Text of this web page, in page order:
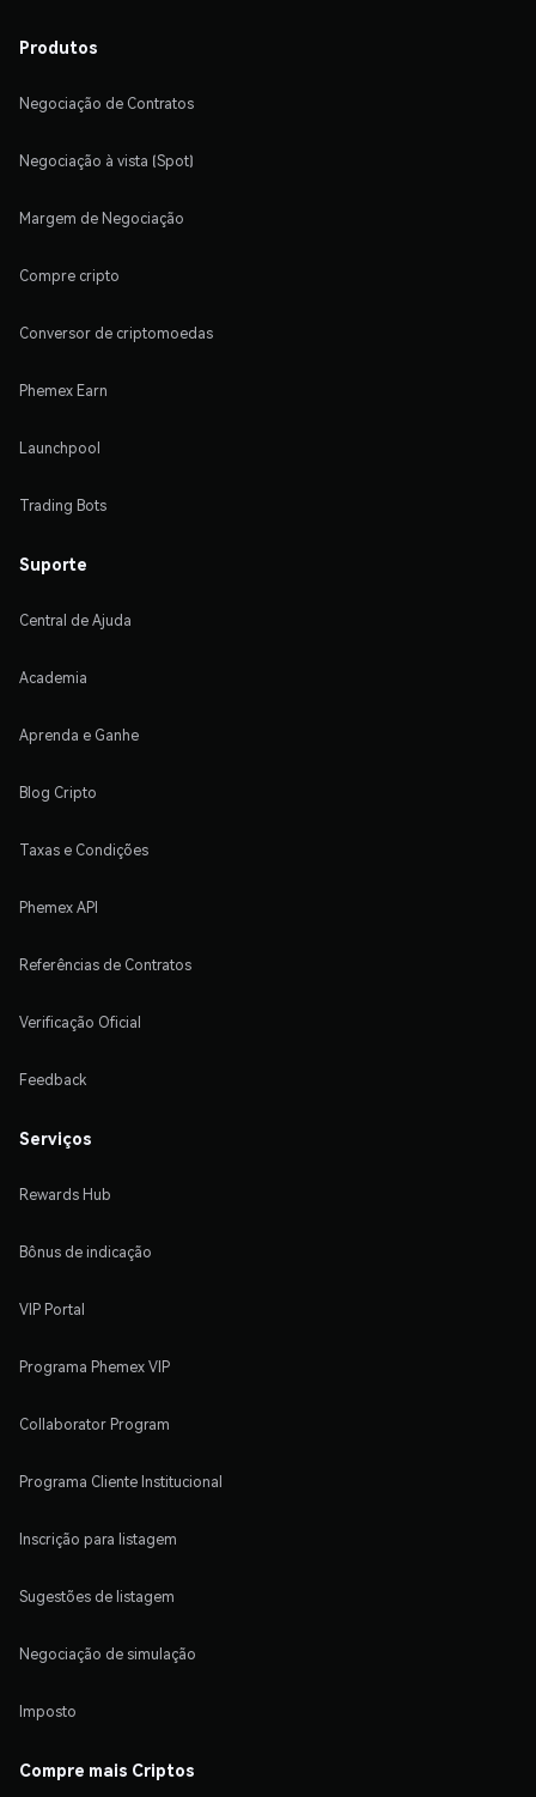
Produtos
Negociação de Contratos
Negociação à vista (Spot)
Margem de Negociação
Compre cripto
Conversor de criptomoedas
Phemex Earn
Launchpool
Trading Bots
Suporte
Central de Ajuda
Academia
Aprenda e Ganhe
Blog Cripto
Taxas e Condições
Phemex API
Referências de Contratos
Verificação Oficial
Feedback
Serviços
Rewards Hub
Bônus de indicação
VIP Portal
Programa Phemex VIP
Collaborator Program
Programa Cliente Institucional
Inscrição para listagem
Sugestões de listagem
Negociação de simulação
Imposto
Compre mais Criptos